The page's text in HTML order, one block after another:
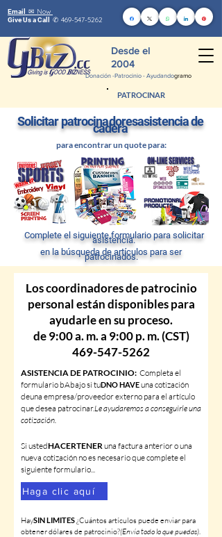
Email ✉ Now
Give Us a Call ✆ 469-547-5262
Desde el
2004
Donación -Patrocinio - Ayudandogramo
PATROCINAR
Solicitar patrocinadoresasistencia de
cadera
para encontrar un quote para:
Complete el siguiente formulario para solicitar
asistencia.
en la búsqueda de artículos para ser
patrocinados.
Los coordinadores de patrocinio
personal están disponibles para
ayudarle en su proceso.
de 9:00 a. m. a 9:00 p. m. (CST)
469-547-5262
ASISTENCIA DE PATROCINIO: Completa el
formulario bAbajo si tuDNO HAVEuna cotización
deuna empresa/proveedor externo para el artículo
que desea patrocinar.Le ayudaremos a conseguirle una
cotización.
Si ustedHACERTENERuna factura anterior o una
nueva cotización no es necesario que complete el
siguiente formulario...
Haga clic aquí
HaySIN LIMITES¿Cuántos artículos puede enviar para
obtener dólares de patrocinio?(Envía todo lo que puedas).